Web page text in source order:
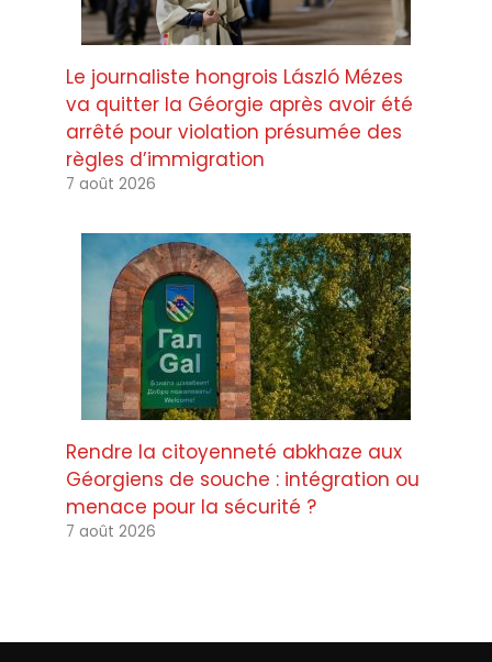
Le journaliste hongrois László Mézes
va quitter la Géorgie après avoir été
arrêté pour violation présumée des
règles d’immigration
7 août 2026
Rendre la citoyenneté abkhaze aux
Géorgiens de souche : intégration ou
menace pour la sécurité ?
7 août 2026